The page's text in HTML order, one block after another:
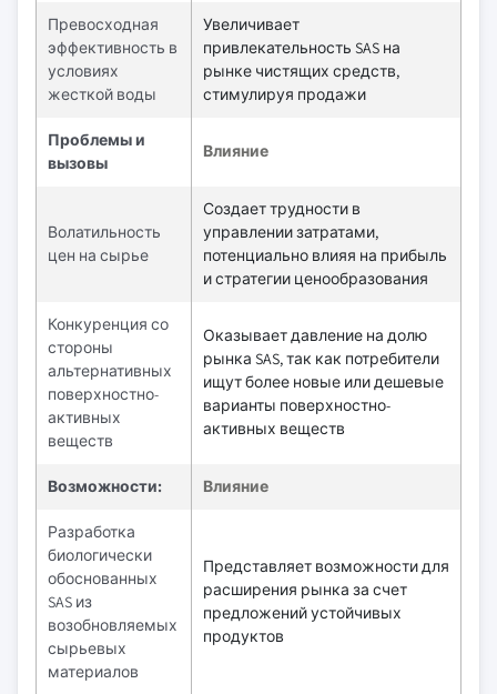
Превосходная
эффективность в
условиях
жесткой воды
Увеличивает
привлекательность SAS на
рынке чистящих средств,
стимулируя продажи
Проблемы и
вызовы
Влияние
Волатильность
цен на сырье
Создает трудности в
управлении затратами,
потенциально влияя на прибыль
и стратегии ценообразования
Конкуренция со
стороны
альтернативных
поверхностно-
активных
веществ
Оказывает давление на долю
рынка SAS, так как потребители
ищут более новые или дешевые
варианты поверхностно-
активных веществ
Возможности: Влияние
Разработка
биологически
обоснованных
SAS из
возобновляемых
сырьевых
материалов
Представляет возможности для
расширения рынка за счет
предложений устойчивых
продуктов